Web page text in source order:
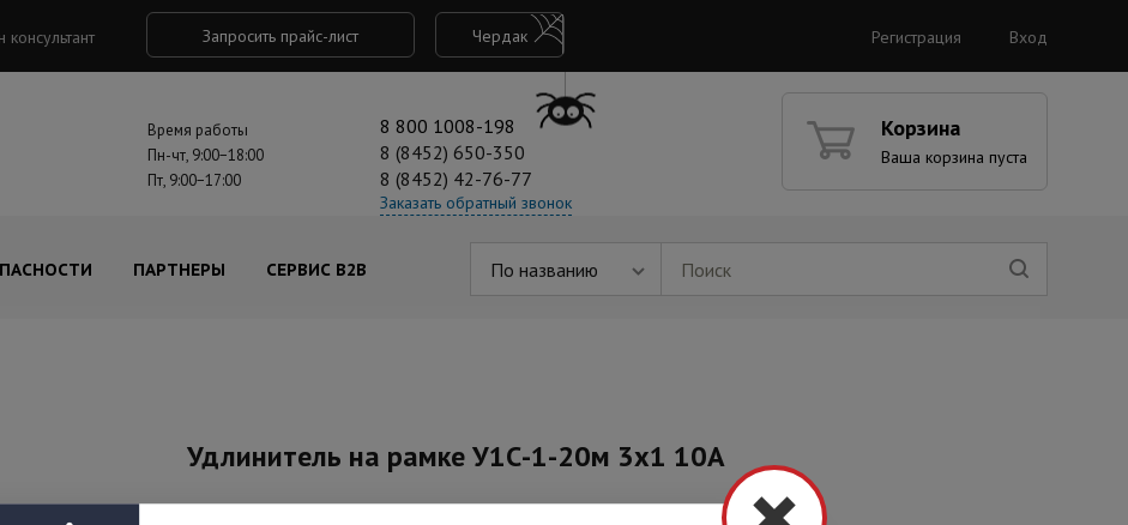
консультант Запросить прайс-лист Чердак Регистрация Вход
Время работы
Пн-чт, 9:00−18:00
Пт, 9:00−17:00
8 800 1008-198
8 (8452) 650-350
8 (8452) 42-76-77
Заказать обратный звонок
Корзина
Ваша корзина пуста
ПАРТНЕРЫ СЕРВИС B2B По названию
Удлинитель на рамке У1С-1-20м 3х1 10А